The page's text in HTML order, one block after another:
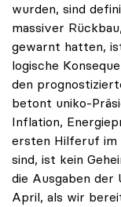
wurden, sind
massiver
gewarnt hatten,
logische
den
betont uniko-
Inflation,
ersten Hilferuf im
sind, ist kein
die Ausgaben der
April, als wir